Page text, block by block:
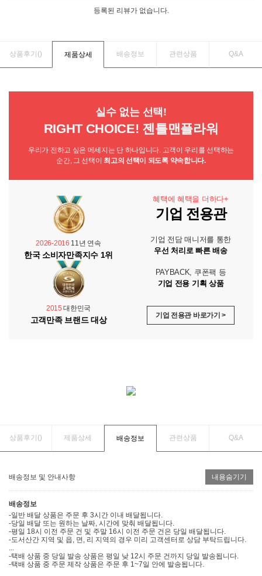
등록된 리뷰가 없습니다.
상품후기() 제품상세 배송정보 관련상품 Q&A
실수 없는 선택!
RIGHT CHOICE! 젠틀맨플라워
우리가 전하고 싶은 메세지는 단 하나입니다. 고객이 우리를 선택하는
순간, 그 선택이 최고의 선택이 되도록 약속합니다.
2026-2016 11년 연속
한국 소비자만족지수 1위
2015 대한민국
고객만족 브랜드 대상
혜택에 혜택을 더하다+
기업 전용관
기업 전담 매니저를 통한
우선 처리로 빠른 배송
PAYBACK, 쿠폰팩 등
기업 전용 기획 상품
기업 전용관 바로가기 >
상품후기() 제품상세 배송정보 관련상품 Q&A
배송정보 및 안내사항 내용숨기기
배송정보
-일반 배달 상품은 주문 후 3시간 이내 배달됩니다.
-당일 배달 또는 원하는 날짜, 시간에 맞춰 배달됩니다.
-평일 18시 이전 주문 건 및 주말 16시 이전 주문 건은 당일 배달됩니다.
-도서산간 지역 및 읍, 면, 리 지역의 경우 미리 고객센터로 상담 부탁드립니다.
-택배 상품 중 당일 발송 상품은 평일 낮 12시 주문 건까지 당일 발송됩니다.
-택배 상품 중 주문 제작 상품은 주문 후 1~7일 안에 발송됩니다.